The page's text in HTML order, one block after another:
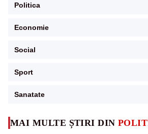
MAI MULTE ȘTIRI DIN
Politica
Economie
Social
Sport
Sanatate